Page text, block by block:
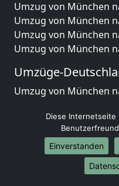
Umzug von München
Umzug von München
Umzug von München
Umzug von München
Umzüge-
Umzug von München
Umzug von München
Umzug von München
Umzug von München
Umzug von München
Umzug von München
Diese Internetseite
Einverstanden